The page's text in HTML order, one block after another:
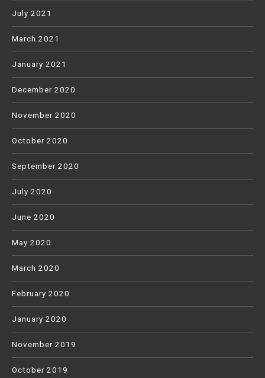
July 2021
March 2021
January 2021
December 2020
November 2020
October 2020
September 2020
July 2020
June 2020
May 2020
March 2020
February 2020
January 2020
November 2019
October 2019